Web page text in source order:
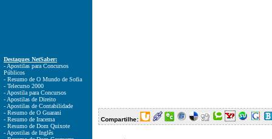
Destaques NetSaber:
- Apostilas para Concursos
Públicos
- Resumo de O Mundo de Sofia
- Telecurso 2000
- Apostila para Concursos
- Apostilas de Direito
- Apostilas de Contabilidade
- Resumo de O Guarani
- Resumo de Iracema
- Resumo de Dom Quixote
- Apostilas de Inglês
Compartilhe: